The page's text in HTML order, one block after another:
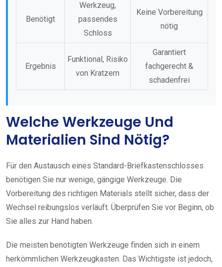
Benötigt
Werkzeug,
passendes
Schloss
Keine Vorbereitung
nötig
Ergebnis
Funktional, Risiko
von Kratzern
Garantiert
fachgerecht &
schadenfrei
Welche Werkzeuge Und
Materialien Sind Nötig?
Für den Austausch eines Standard-Briefkastenschlosses
benötigen Sie nur wenige, gängige Werkzeuge. Die
Vorbereitung des richtigen Materials stellt sicher, dass der
Wechsel reibungslos verläuft. Überprüfen Sie vor Beginn, ob
Sie alles zur Hand haben.
Die meisten benötigten Werkzeuge finden sich in einem
herkömmlichen Werkzeugkasten. Das Wichtigste ist jedoch,